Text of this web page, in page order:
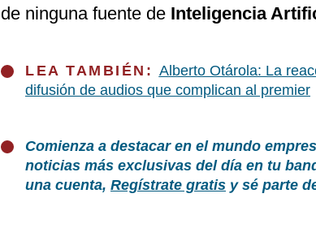
de ninguna fuente de Inteligencia
LEA TAMBIÉN: Alberto Otárola: La
difusión de audios que complican al premier
Comienza a destacar en el mundo
noticias más exclusivas del día en tu
una cuenta, Regístrate gratis y sé parte